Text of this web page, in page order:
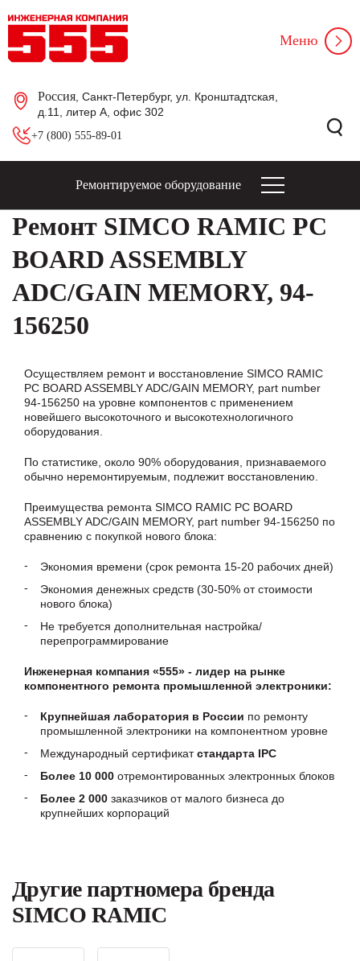
Россия , Санкт-Петербург, ул. Кронштадтская,
д.11, литер А, офис 302
+7 (800) 555-89-01
Меню
Ремонтируемое оборудование
Ремонт SIMCO RAMIC PC
BOARD ASSEMBLY
ADC/GAIN MEMORY, 94-
156250
Осуществляем ремонт и восстановление SIMCO RAMIC
PC BOARD ASSEMBLY ADC/GAIN MEMORY, part number
94-156250 на уровне компонентов с применением
новейшего высокоточного и высокотехнологичного
оборудования.
По статистике, около 90% оборудования, признаваемого
обычно неремонтируемым, подлежит восстановлению.
Преимущества ремонта SIMCO RAMIC PC BOARD
ASSEMBLY ADC/GAIN MEMORY, part number 94-156250 по
сравнению с покупкой нового блока:
Экономия времени (срок ремонта 15-20 рабочих дней)
Экономия денежных средств (30-50% от стоимости
нового блока)
Не требуется дополнительная настройка/
перепрограммирование
Инженерная компания «555» - лидер на рынке
компонентного ремонта промышленной электроники:
Крупнейшая лаборатория в России по ремонту
промышленной электроники на компонентном уровне
Международный сертификатстандарта IPC
Более 10 000 отремонтированных электронных блоков
Более 2 000 заказчиков от малого бизнеса до
крупнейших корпораций
Другие партномера бренда
SIMCO RAMIC